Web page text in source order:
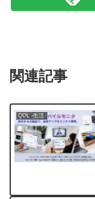
関連記事
QOL -生活-